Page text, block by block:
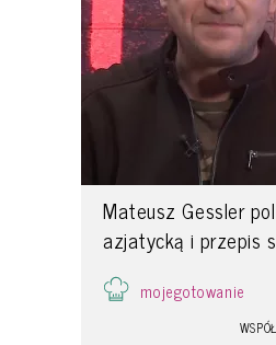
Mateusz Gessler
azjatycką i przepis
mojegotowanie